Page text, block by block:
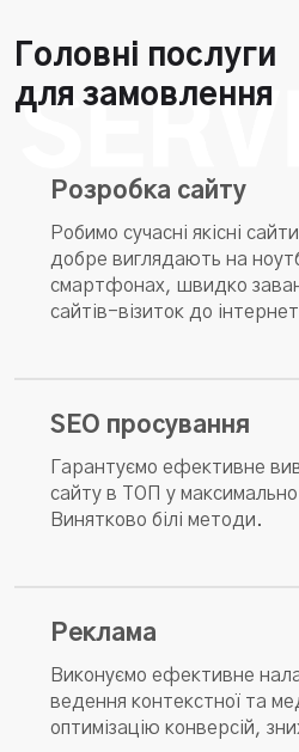
Головні послуги
для замовлення
Розробка сайту
Робимо сучасні якісні
добре виглядають на
смартфонах, швидко
сайтів-візиток до
SEO просування
Гарантуємо ефективне
сайту в ТОП у
Винятково білі методи.
Реклама
Виконуємо ефективне
ведення контекстної та
оптимізацію конверсій,